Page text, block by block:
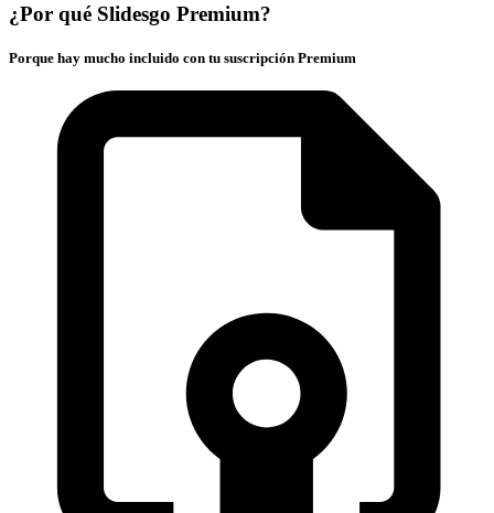
¿Por qué Slidesgo Premium?
Porque hay mucho incluido con tu suscripción Premium